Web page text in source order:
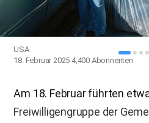
USA
18. Februar 2025 4,400 Abonnenten
Am 18. Februar führten
Freiwilligengruppe der